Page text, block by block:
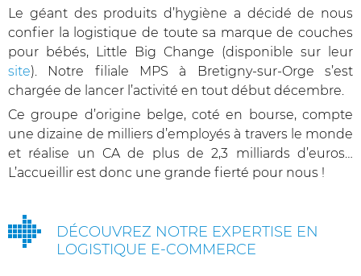
Le géant des produits d’hygiène a décidé de nous
confier la logistique de toute sa marque de couches
pour bébés, Little Big Change (disponible sur leur
site). Notre filiale MPS à Bretigny-sur-Orge s’est
chargée de lancer l’activité en tout début décembre.
Ce groupe d’origine belge, coté en bourse, compte
une dizaine de milliers d’employés à travers le monde
et réalise un CA de plus de 2,3 milliards d’euros…
L’accueillir est donc une grande fierté pour nous !
DÉCOUVREZ NOTRE EXPERTISE EN
LOGISTIQUE E-COMMERCE